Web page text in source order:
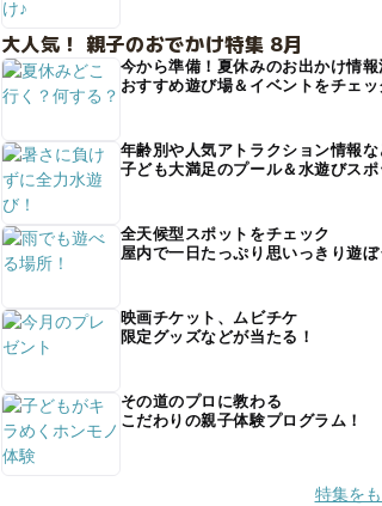
大人気！ 親子のおでかけ特集 8月
今から準備！夏休みのお出かけ情報
おすすめ遊び場＆イベントをチェッ
年齢別や人気アトラクション情報な
子ども大満足のプール＆水遊びスポ
全天候型スポットをチェック
屋内で一日たっぷり思いっきり遊ぼ
映画チケット、ムビチケ
限定グッズなどが当たる！
その道のプロに教わる
こだわりの親子体験プログラム！
特集を